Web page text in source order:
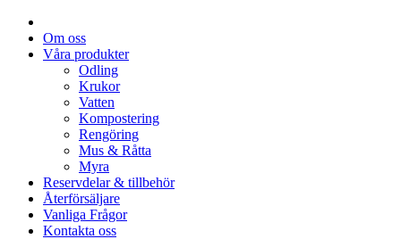
Om oss
Våra produkter
Odling
Krukor
Vatten
Kompostering
Rengöring
Mus & Råtta
Myra
Reservdelar & tillbehör
Återförsäljare
Vanliga Frågor
Kontakta oss